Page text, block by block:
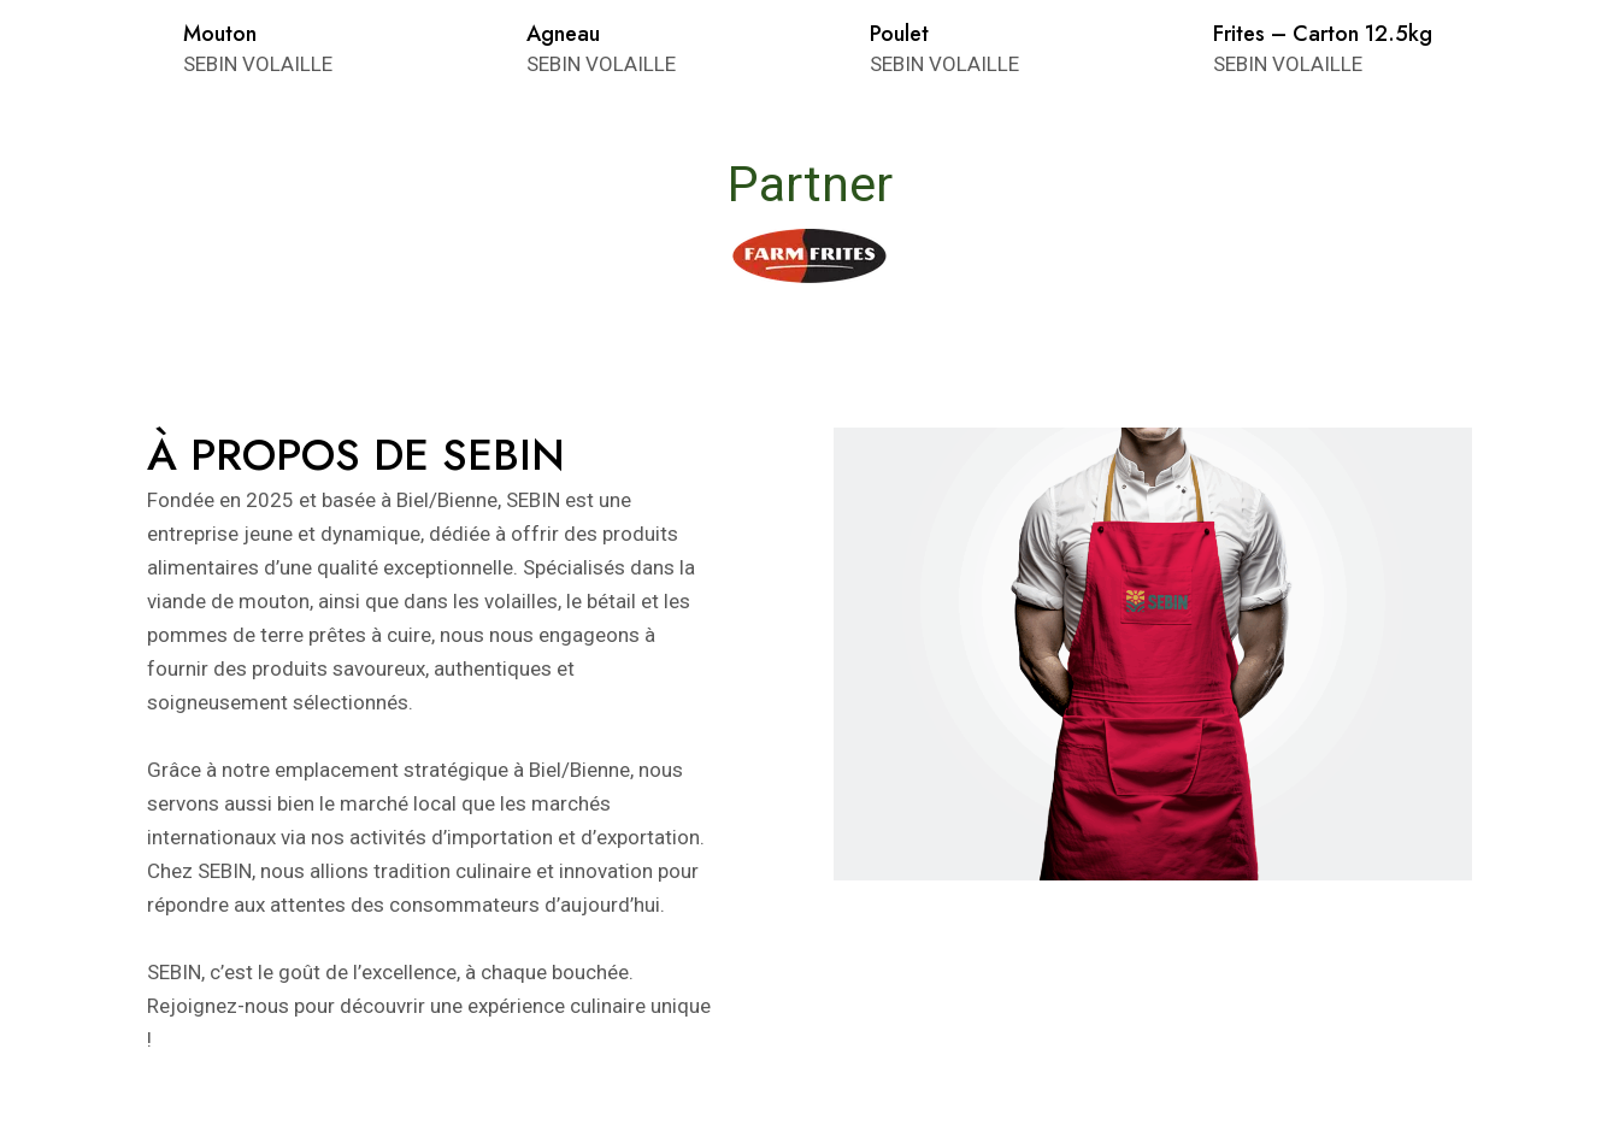
Mouton
SEBIN VOLAILLE
Agneau
SEBIN VOLAILLE
Poulet
SEBIN VOLAILLE
Frites – Carton 12.5kg
SEBIN VOLAILLE
Partner
À PROPOS DE SEBIN
Fondée en 2025 et basée à Biel/Bienne, SEBIN est une
entreprise jeune et dynamique, dédiée à offrir des produits
alimentaires d’une qualité exceptionnelle. Spécialisés dans la
viande de mouton, ainsi que dans les volailles, le bétail et les
pommes de terre prêtes à cuire, nous nous engageons à
fournir des produits savoureux, authentiques et
soigneusement sélectionnés.
Grâce à notre emplacement stratégique à Biel/Bienne, nous
servons aussi bien le marché local que les marchés
internationaux via nos activités d’importation et d’exportation.
Chez SEBIN, nous allions tradition culinaire et innovation pour
répondre aux attentes des consommateurs d’aujourd’hui.
SEBIN, c’est le goût de l’excellence, à chaque bouchée.
Rejoignez-nous pour découvrir une expérience culinaire unique
!